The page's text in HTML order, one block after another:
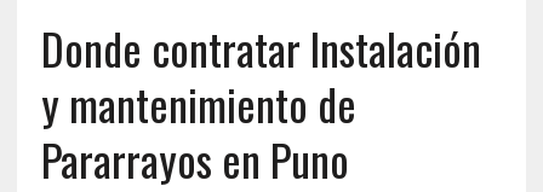
Donde contratar Instalación
y mantenimiento de
Pararrayos en Puno